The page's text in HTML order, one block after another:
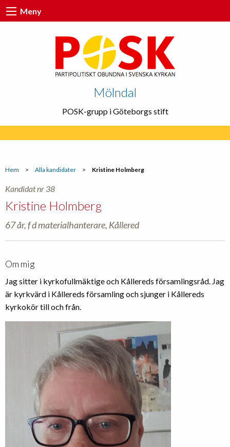
Meny
Mölndal
POSK-grupp i Göteborgs stift
Hem > Alla kandidater > Kristine Holmberg
Kandidat nr 38
Kristine Holmberg
67 år, f d materialhanterare, Kållered
Om mig
Jag sitter i kyrkofullmäktige och Kållereds församlingsråd. Jag
är kyrkvärd i Kållereds församling och sjunger i Kållereds
kyrkokör till och från.